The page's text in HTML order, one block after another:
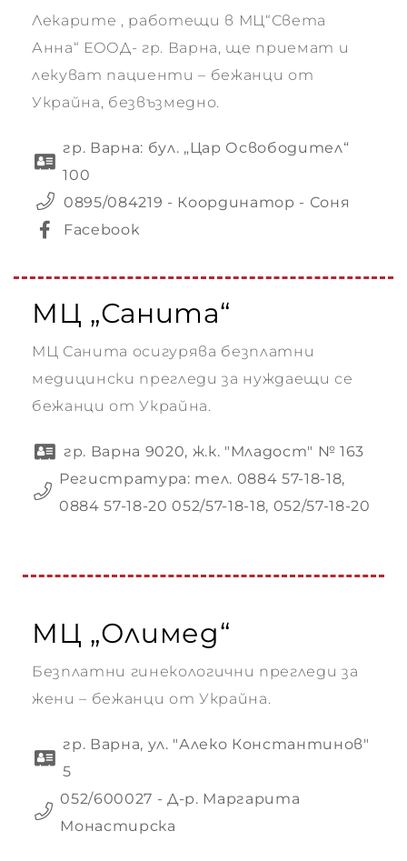
Лекарите , работещи в МЦ“Света
Анна“ ЕООД- гр. Варна, ще приемат и
лекуват пациенти – бежанци от
Украйна, безвъзмедно.
гр. Варна: бул. „Цар Освободител“
100
0895/084219 - Координатор - Соня
Facebook
МЦ „Санита“
МЦ Санита осигурява безплатни
медицински прегледи за нуждаещи се
бежанци от Украйна.
гр. Варна 9020, ж.к. "Младост" № 163
Регистратура: тел. 0884 57-18-18,
0884 57-18-20 052/57-18-18, 052/57-18-20
МЦ „Олимед“
Безплатни гинекологични прегледи за
жени – бежанци от Украйна.
гр. Варна, ул. "Алеко Константинов"
5
052/600027 - Д-р. Маргарита
Монастирска